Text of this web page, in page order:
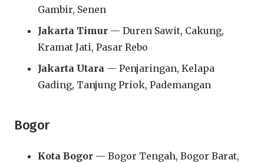
Gambir, Senen
Jakarta Timur — Duren Sawit, Cakung,
Kramat Jati, Pasar Rebo
Jakarta Utara — Penjaringan, Kelapa
Gading, Tanjung Priok, Pademangan
Bogor
Kota Bogor — Bogor Tengah, Bogor Barat,